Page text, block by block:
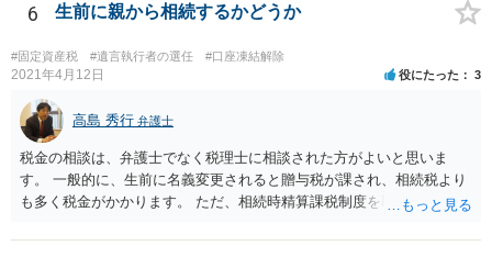
6 生前に親から相続するかどうか
#固定資産税 #遺言執行者の選任 #口座凍結解除
2021年4月12日 役にたった 3
高島 秀行 弁護士
税金の相談は、弁護士でなく税理士に相談された方がよいと思いま
す。 一般的に、生前に名義変更されると贈与税が課され、相続税より
も多く税金がかかります。 ただ、相続時精算課税制度を取れば、実質
ういう場合にどれくらい税金がかかるか計算してもらって どういう方